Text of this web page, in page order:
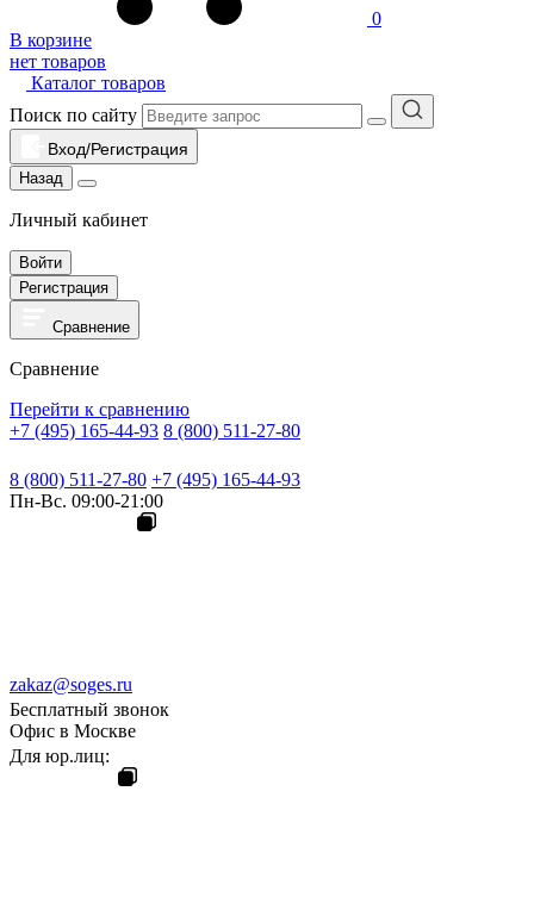
0
В корзине
нет товаров
Каталог товаров
Поиск по сайту
Вход/Регистрация
Назад
Личный кабинет
Войти
Регистрация
Сравнение
Сравнение
Перейти к сравнению
+7 (495) 165-44-93 8 (800) 511-27-80
8 (800) 511-27-80 +7 (495) 165-44-93
Пн-Вс. 09:00-21:00
zakaz@soges.ru
Бесплатный звонок
Офис в Москве
Для юр.лиц: